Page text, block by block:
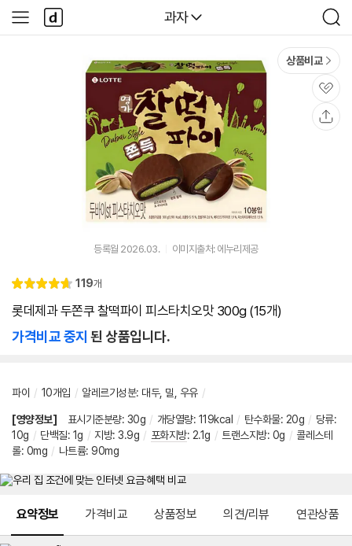
다나와
과자
검
색
사
이
다
나
와
상품비교
관
심
등록월 2026.03. 이미지출처: 에누리제공
별
4.
리
119개
롯데제과 두쫀쿠 찰떡파이 피스타치오맛 300g (15개)
가격비교 중지 된 상품입니다.
파이 / 10개입 / 알레르기성분: 대두, 밀 우유 /
[영양정보] 표시기준분량: 30g / 개당열량: 119kcal / 탄수화물: 20g / 당류:
10g / 단백질: 1g / 지방: 3.9g / 포화지방: 2.1g / 트랜스지방: 0g / 콜레스테
롤: 0mg / 나트륨: 90mg
요약정보 가격비교 상품정보 의견/리뷰 연관상품